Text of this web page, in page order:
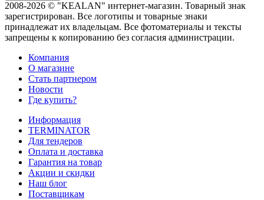
2008-2026 © "KEALAN" интернет-магазин. Товарный знак
зарегистрирован. Все логотипы и товарные знаки
принадлежат их владельцам. Все фотоматериалы и тексты
запрещены к копированию без согласия администрации.
Компания
О магазине
Стать партнером
Новости
Где купить?
Информация
TERMINATOR
Для тендеров
Оплата и доставка
Гарантия на товар
Акции и скидки
Наш блог
Поставщикам